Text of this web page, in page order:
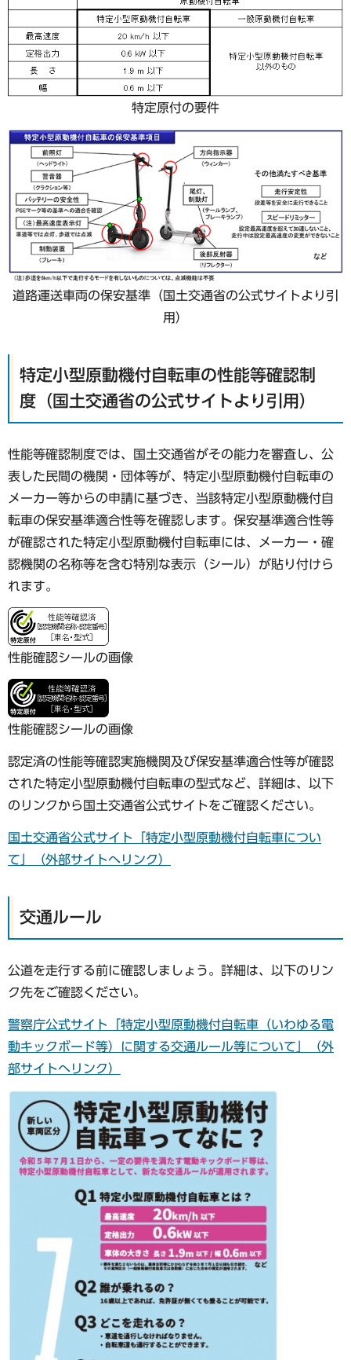
特定原付の要件
道路運送⾞両の保安基準（国⼟交通省の公式サイトより引
⽤）
特定小型原動機付自転車の性能等確認制
度（国⼟交通省の公式サイトより引⽤）
性能等確認制度では、国土交通省がその能力を審査し、公
表した民間の機関・団体等が、特定小型原動機付自転車の
メーカー等からの申請に基づき、当該特定小型原動機付自
転車の保安基準適合性等を確認します。保安基準適合性等
が確認された特定小型原動機付自転車には、メーカー・確
認機関の名称等を含む特別な表示（シール）が貼り付けら
れます。
性能確認シールの画像
性能確認シールの画像
認定済の性能等確認実施機関及び保安基準適合性等が確認
された特定小型原動機付自転車の型式など、詳細は、以下
のリンクから国土交通省公式サイトをご確認ください。
国土交通省公式サイト「特定小型原動機付自転車につい
て」（外部サイトへリンク）
交通ルール
公道を走行する前に確認しましょう。詳細は、以下のリン
ク先をご確認ください。
警察庁公式サイト「特定小型原動機付自転車（いわゆる電
動キックボード等）に関する交通ルール等について」（外
部サイトへリンク）